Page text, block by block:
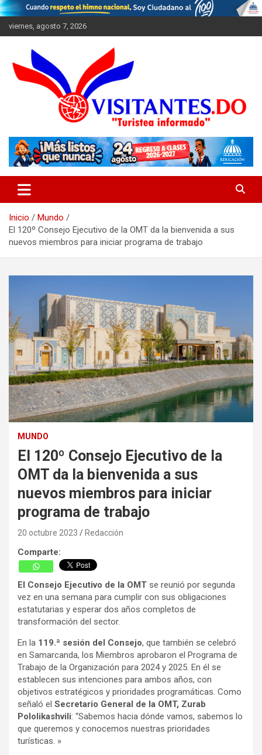
Saltar
al
contenido
viernes, agosto 7, 2026
Visitantes
Inicio
Mundo
El 120º Consejo Ejecutivo de la OMT da la bienvenida a sus
nuevos miembros para iniciar programa de trabajo
MUNDO
El 120º Consejo Ejecutivo de la
OMT da la bienvenida a sus
nuevos miembros para iniciar
programa de trabajo
20 octubre 2023 Redacción
Comparte:
El Consejo Ejecutivo de la OMT se reunió por segunda
vez en una semana para cumplir con sus obligaciones
estatutarias y esperar dos años completos de
transformación del sector.
En la 119.ª sesión del Consejo, que también se celebró
en Samarcanda, los Miembros aprobaron el Programa de
Trabajo de la Organización para 2024 y 2025. En él se
establecen sus intenciones para ambos años, con
objetivos estratégicos y prioridades programáticas. Como
señaló el Secretario General de la OMT, Zurab
Pololikashvili: “Sabemos hacia dónde vamos, sabemos lo
que queremos y conocemos nuestras prioridades
turísticas. »